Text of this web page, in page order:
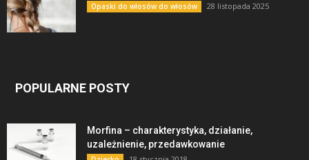
Opaski do włosów do włosów 28 listopada 2025
POPULARNE POSTY
Morfina – charakterystyka, działanie,
uzależnienie, przedawkowanie